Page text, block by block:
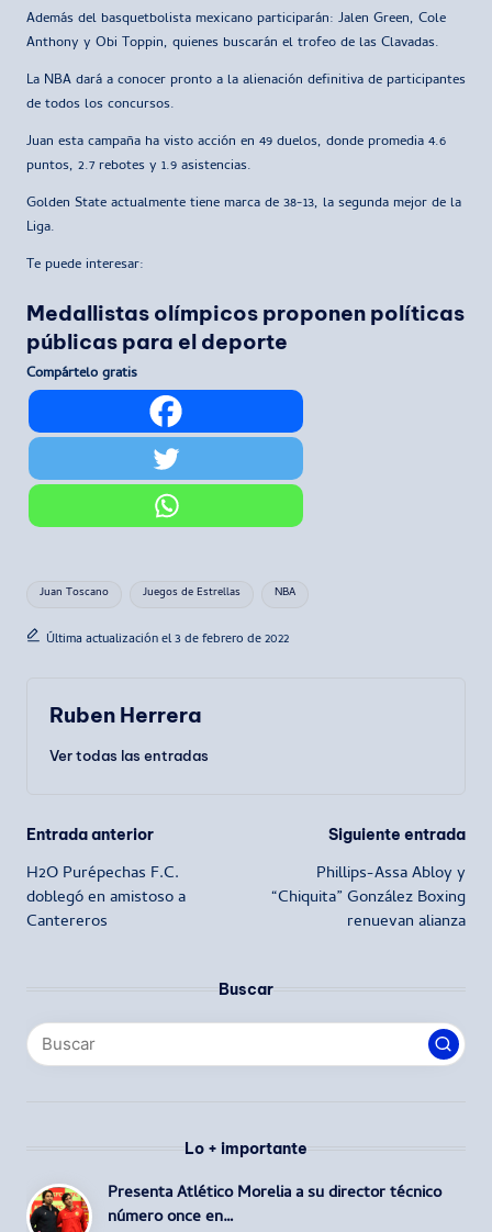
Además del basquetbolista mexicano participarán: Jalen Green, Cole
Anthony y Obi Toppin, quienes buscarán el trofeo de las Clavadas.
La NBA dará a conocer pronto a la alienación definitiva de participantes
de todos los concursos.
Juan esta campaña ha visto acción en 49 duelos, donde promedia 4.6
puntos, 2.7 rebotes y 1.9 asistencias.
Golden State actualmente tiene marca de 38-13, la segunda mejor de la
Liga.
Te puede interesar:
Medallistas olímpicos proponen políticas
públicas para el deporte
Compártelo gratis
Etiquetas:
Juan Toscano Juegos de Estrellas NBA
Última actualización el 3 de febrero de 2022
Ruben Herrera
Ver todas las entradas
Navegación
de
entradas
Entrada anterior
H2O Purépechas F.C.
doblegó en amistoso a
Cantereros
Siguiente entrada
Phillips-Assa Abloy y
“Chiquita” González Boxing
renuevan alianza
Buscar
Lo + importante
Presenta Atlético Morelia a su director técnico
número once en…